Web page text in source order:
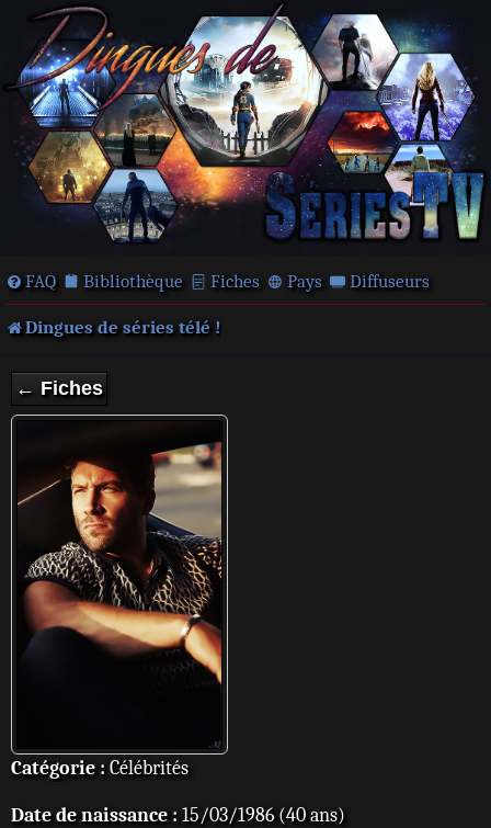
FAQ Bibliothèque Fiches Pays Diffuseurs
Dingues de séries télé !
← Fiches
Catégorie : Célébrités
Date de naissance : 15/03/1986 (40 ans)